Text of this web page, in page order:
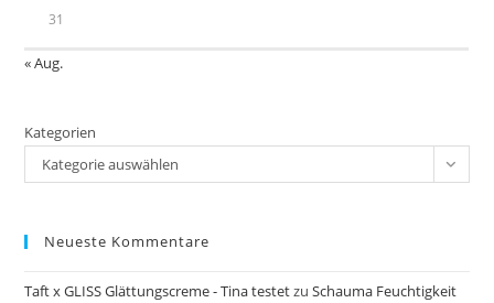
31
« Aug.
Kategorien
Kategorie auswählen
Neueste Kommentare
Taft x GLISS Glättungscreme - Tina testetzuSchauma Feuchtigkeit